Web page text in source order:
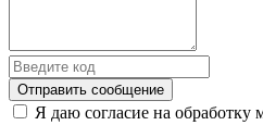
Отправить сообщение
Я даю согласие на